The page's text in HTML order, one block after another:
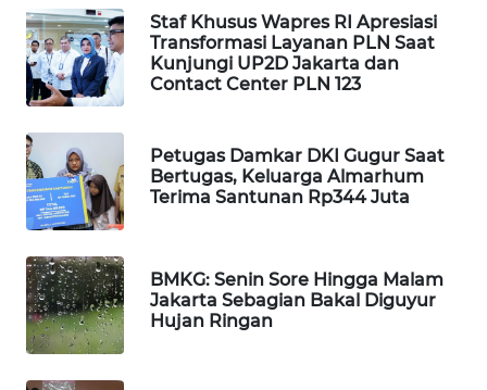
Staf Khusus Wapres RI Apresiasi
Transformasi Layanan PLN Saat
Kunjungi UP2D Jakarta dan
Contact Center PLN 123
Petugas Damkar DKI Gugur Saat
Bertugas, Keluarga Almarhum
Terima Santunan Rp344 Juta
BMKG: Senin Sore Hingga Malam
Jakarta Sebagian Bakal Diguyur
Hujan Ringan
WAHANA
UMKM
WAHANA
WAHANA
PERSONA
WAHANA
OTOMOTIF
WAHANA
HEALTH